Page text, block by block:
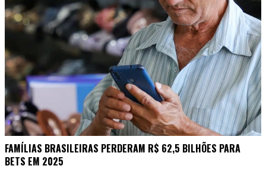
FAMÍLIAS BRASILEIRAS PERDERAM R$ 62,5 BILHÕES PARA
BETS EM 2025